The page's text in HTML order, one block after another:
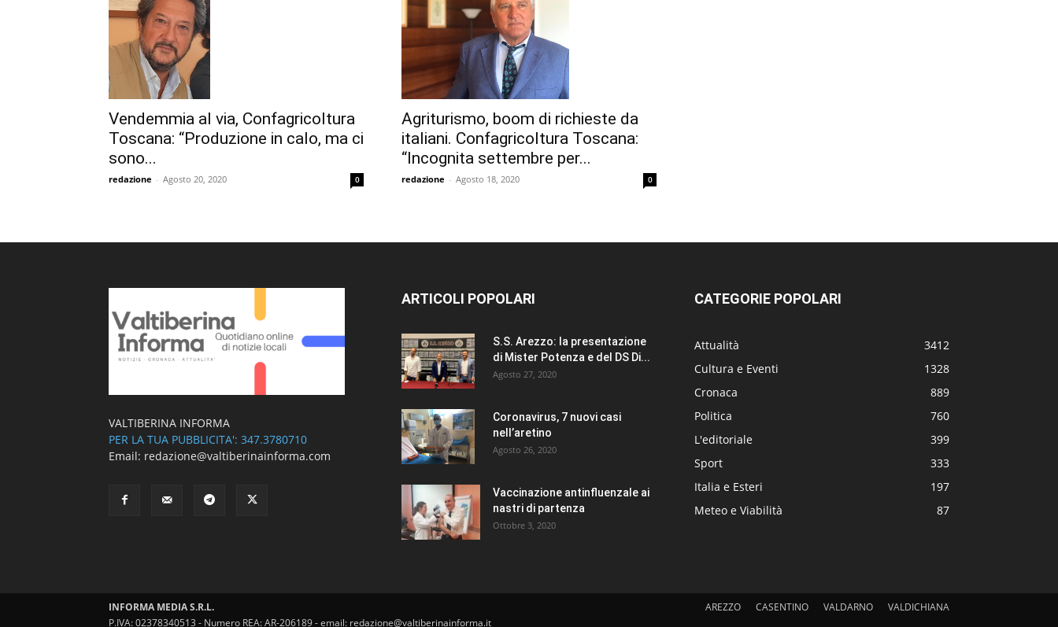
Vendemmia al via, Confagricoltura
Toscana: “Produzione in calo, ma ci
sono...
redazione - Agosto 20, 2020 0
Agriturismo, boom di richieste da
italiani. Confagricoltura Toscana:
“Incognita settembre per...
redazione - Agosto 18, 2020 0
VALTIBERINA INFORMA
PER LA TUA PUBBLICITA': 347.3780710
Email: redazione@valtiberinainforma.com
ARTICOLI POPOLARI
S.S. Arezzo: la presentazione
di Mister Potenza e del DS Di...
Agosto 27, 2020
Coronavirus, 7 nuovi casi
nell’aretino
Agosto 26, 2020
Vaccinazione antinfluenzale ai
nastri di partenza
Ottobre 3, 2020
CATEGORIE POPOLARI
Attualità
3412
Cultura e Eventi
1328
Cronaca
889
Politica
760
L'editoriale
399
Sport
333
Italia e Esteri
197
Meteo e Viabilità
87
AREZZO CASENTINO VALDARNO VALDICHIANA
INFORMA MEDIA S.R.L.
P.IVA: 02378340513 - Numero REA: AR-206189 - email: redazione@valtiberinainforma.it